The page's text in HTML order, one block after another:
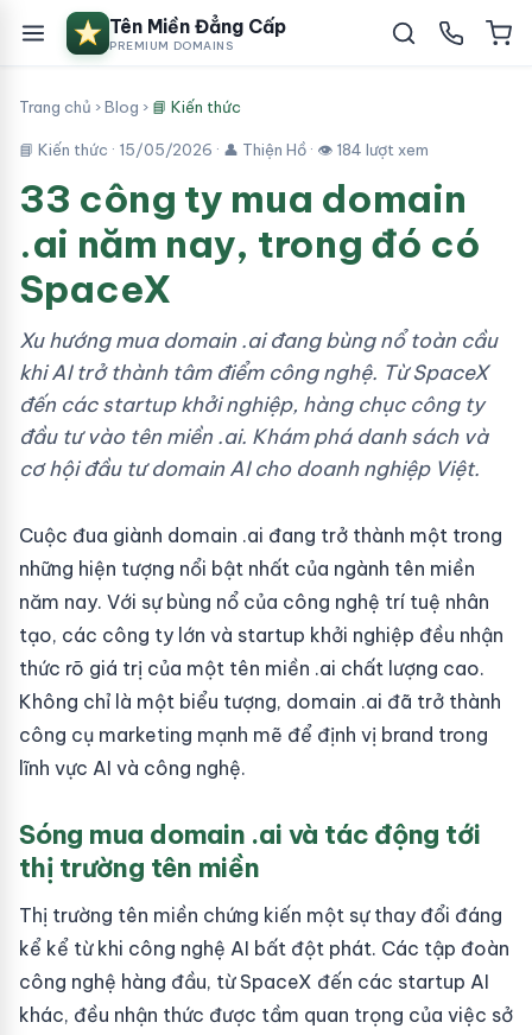
Tên Miền Đẳng Cấp
PREMIUM DOMAINS
Trang chủ ›Blog › 📘 Kiến thức
📘 Kiến thức · 15/05/2026 · 👤 Thiện Hồ · 👁 184 lượt xem
33 công ty mua domain
.ai năm nay, trong đó có
SpaceX
Xu hướng mua domain .ai đang bùng nổ toàn cầu
khi AI trở thành tâm điểm công nghệ. Từ SpaceX
đến các startup khởi nghiệp, hàng chục công ty
đầu tư vào tên miền .ai. Khám phá danh sách và
cơ hội đầu tư domain AI cho doanh nghiệp Việt.
Cuộc đua giành domain .ai đang trở thành một trong
những hiện tượng nổi bật nhất của ngành tên miền
năm nay. Với sự bùng nổ của công nghệ trí tuệ nhân
tạo, các công ty lớn và startup khởi nghiệp đều nhận
thức rõ giá trị của một tên miền .ai chất lượng cao.
Không chỉ là một biểu tượng, domain .ai đã trở thành
công cụ marketing mạnh mẽ để định vị brand trong
lĩnh vực AI và công nghệ.
Sóng mua domain .ai và tác động tới
thị trường tên miền
Thị trường tên miền chứng kiến một sự thay đổi đáng
kể kể từ khi công nghệ AI bất đột phát. Các tập đoàn
công nghệ hàng đầu, từ SpaceX đến các startup AI
khác, đều nhận thức được tầm quan trọng của việc sở